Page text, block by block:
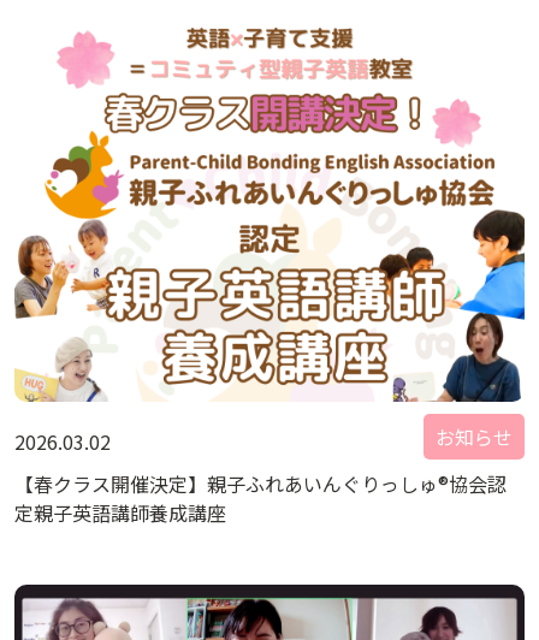
2026.03.02
お知らせ
【春クラス開催決定】親子ふれあいんぐりっしゅ®協会認
定親子英語講師養成講座